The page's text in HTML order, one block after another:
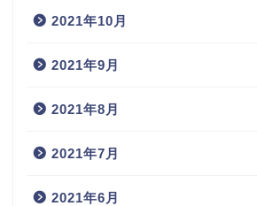
2021年10月
2021年9月
2021年8月
2021年7月
2021年6月